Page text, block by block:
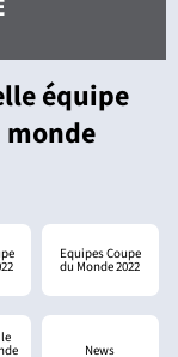
équipe
monde
Equipes Coupe
du Monde 2022
News